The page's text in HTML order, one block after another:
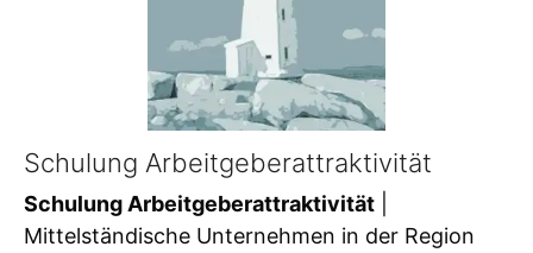
Schulung Arbeitgeberattraktivität
Schulung Arbeitgeberattraktivität
Mittelständische Unternehmen in der Region